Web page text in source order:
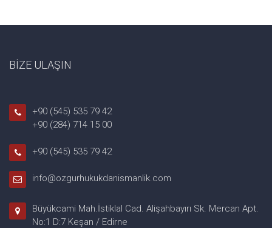
BİZE ULAŞIN
+90 (545) 535 79 42
+90 (284) 714 15 00
+90 (545) 535 79 42
info@ozgurhukukdanismanlik.com
Büyükcami Mah.İstiklal Cad. Alişahbayırı Sk. Mercan Apt.
No:1 D:7 Keşan / Edirne